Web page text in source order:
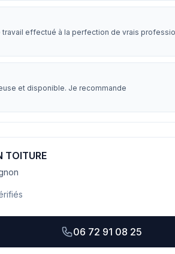
travail effectué à la perfection de vrais
et disponible. Je recommande
TOITURE
06 72 91 08 25